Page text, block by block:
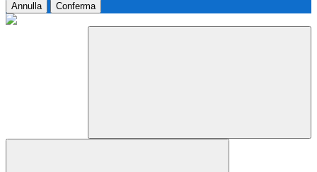
Annulla Conferma